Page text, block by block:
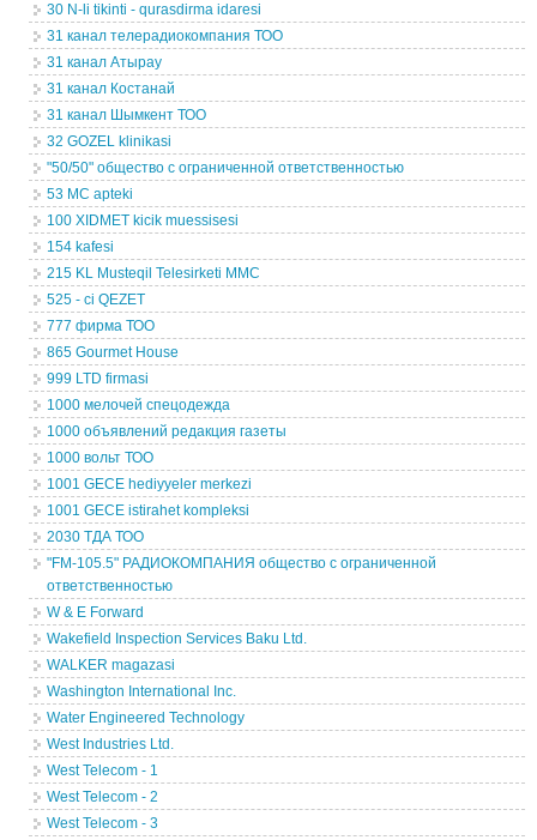
30 N-li tikinti - qurasdirma idaresi
31 канал телерадиокомпания ТОО
31 канал Атырау
31 канал Костанай
31 канал Шымкент ТОО
32 GOZEL klinikasi
"50/50" общество с ограниченной ответственностью
53 MC apteki
100 XIDMET kicik muessisesi
154 kafesi
215 KL Musteqil Telesirketi MMC
525 - ci QEZET
777 фирма ТОО
865 Gourmet House
999 LTD firmasi
1000 мелочей спецодежда
1000 объявлений редакция газеты
1000 вольт ТОО
1001 GECE hediyyeler merkezi
1001 GECE istirahet kompleksi
2030 ТДА ТОО
"FM-105.5" РАДИОКОМПАНИЯ общество с ограниченной
ответственностью
W & E Forward
Wakefield Inspection Services Baku Ltd.
WALKER magazasi
Washington International Inc.
Water Engineered Technology
West Industries Ltd.
West Telecom - 1
West Telecom - 2
West Telecom - 3